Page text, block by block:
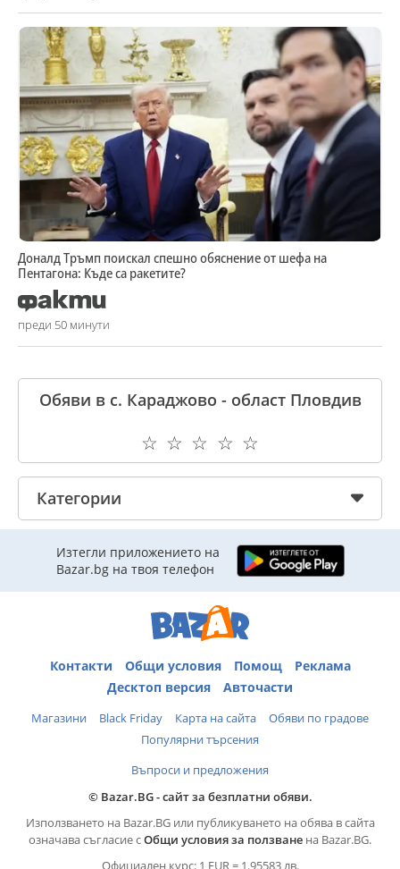
Доналд Тръмп поискал спешно обяснение от шефа на
Пентагона: Къде са ракетите?
преди 50 минути
Обяви в с. Караджово - област Пловдив
☆
☆
☆
☆
☆
Категории
Изтегли приложението на
Bazar.bg на твоя телефон
Контакти Общи условия Помощ
Реклама
Десктоп версия
Авточасти
Магазини Black Friday Карта на сайта
Обяви по градове
Популярни търсения
Въпроси и предложения
© Bazar.BG - сайт за безплатни обяви.
Използването на Bazar.BG или публикуването на обява в сайта
означава съгласие сОбщи условия за ползване на Bazar.BG.
Официален курс: 1 EUR = 1.95583 лв.